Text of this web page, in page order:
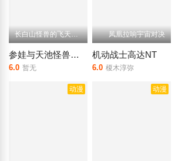
长白山怪兽的飞天化龙梦
参娃与天池怪兽之瑞雪兆丰年
6.0 暂无
凤凰拉响宇宙对决
机动战士高达NT
6.0 榎木淳弥
动漫 动漫